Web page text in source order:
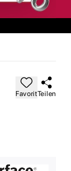
FavoritTeilen